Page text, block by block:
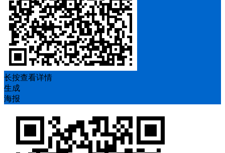
长按查看详情
生成
海报